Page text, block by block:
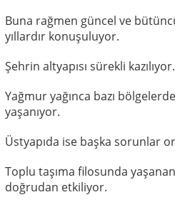
Buna rağmen güncel ve
yıllardır konuşuluyor.
Şehrin altyapısı sürekli kazılıyor.
Yağmur yağınca bazı
yaşanıyor.
Üstyapıda ise başka sorunlar
Toplu taşıma filosunda
doğrudan etkiliyor.